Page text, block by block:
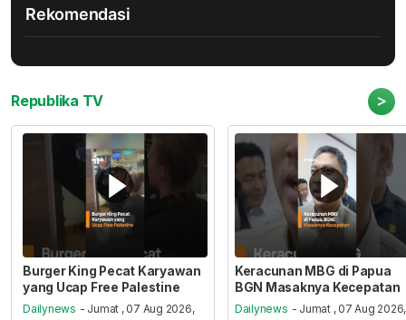
Rekomendasi
Republika TV >
Burger King Pecat Karyawan
yang Ucap Free Palestine
Dailynews - Jumat , 07 Aug 2026,
Keracunan MBG di Papua
BGN Masaknya Kecepatan
Dailynews - Jumat , 07 Aug 2026,